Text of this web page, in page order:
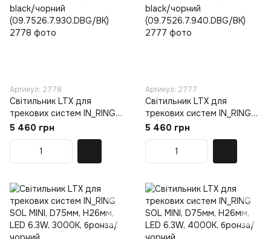
Артикул: 2778
Світильник LTX для
трекових систем IN_RING
SOL MINI, D75мм, H26мм,
LED 6.3W, 3000К, diamond
black/чорний
(09.7526.7.930.DBG/BK)
5 460 грн
Артикул: 2777
Світильник LTX для
трекових систем IN_RING
SOL MINI, D75мм, H26мм,
LED 6.3W, 4000К, diamond
black/чорний
(09.7526.7.940.DBG/BK)
5 460 грн